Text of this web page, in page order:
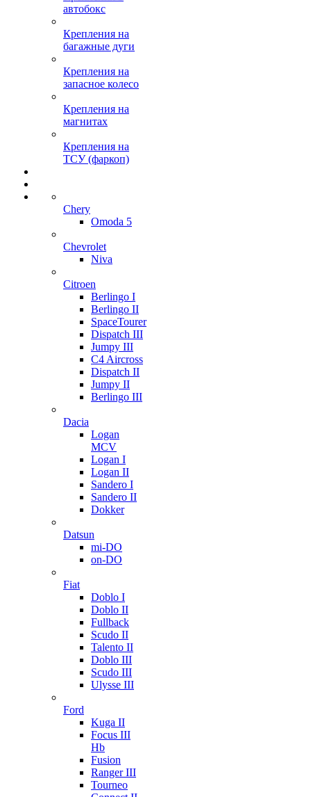
автобокс
Крепления на
багажные дуги
Крепления на
запасное колесо
Крепления на
магнитах
Крепления на
ТСУ (фаркоп)
Chery
Omoda 5
Chevrolet
Niva
Citroen
Berlingo I
Berlingo II
SpaceTourer
Dispatch III
Jumpy III
C4 Aircross
Dispatch II
Jumpy II
Berlingo III
Dacia
Logan
MCV
Logan I
Logan II
Sandero I
Sandero II
Dokker
Datsun
mi-DO
on-DO
Fiat
Doblo I
Doblo II
Fullback
Scudo II
Talento II
Doblo III
Scudo III
Ulysse III
Ford
Kuga II
Focus III
Hb
Fusion
Ranger III
Tourneo